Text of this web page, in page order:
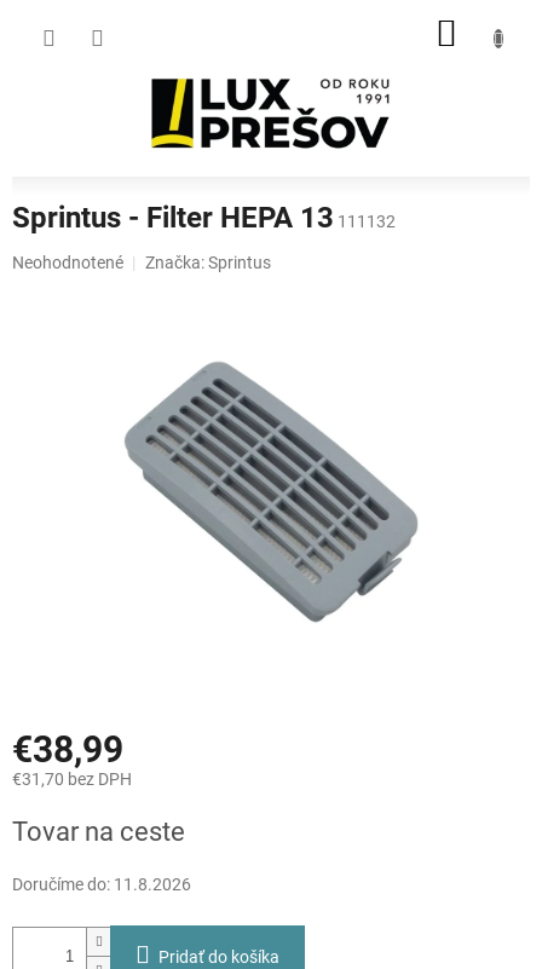
Sprintus - Filter HEPA 13 111132
Priemerné
Neohodnotené Značka:Sprintus
€38,99
€31,70 bez DPH
cena:
Tovar na ceste
Doručíme do: 11.8.2026
Pridať do košíka